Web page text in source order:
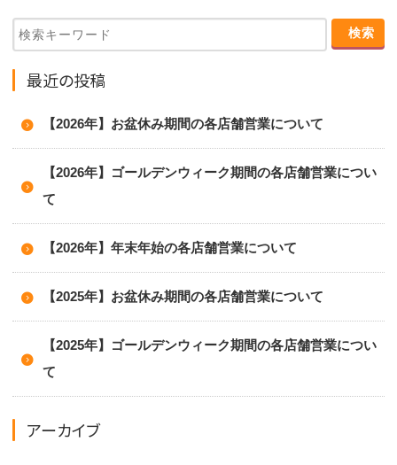
最近の投稿
【2026年】お盆休み期間の各店舗営業について
【2026年】ゴールデンウィーク期間の各店舗営業につい
て
【2026年】年末年始の各店舗営業について
【2025年】お盆休み期間の各店舗営業について
【2025年】ゴールデンウィーク期間の各店舗営業につい
て
アーカイブ